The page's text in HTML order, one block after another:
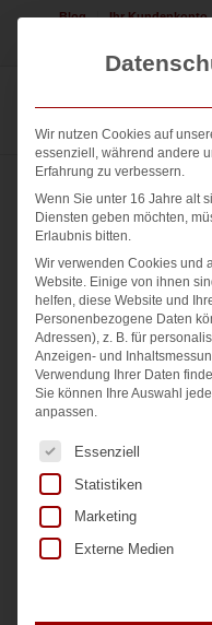
Blog Ihr Kundenkonto
Wir nutzen Cookies auf
essenziell, während andere
Erfahrung zu verbessern.
Wenn Sie unter 16 Jahre alt
Diensten geben möchten,
Erlaubnis bitten.
Wir verwenden Cookies und
Website. Einige von ihnen
helfen, diese Website und
Personenbezogene Daten
Adressen), z. B. für
Anzeigen- und
Verwendung Ihrer Daten
Sie können Ihre Auswahl
anpassen.
Es folgt eine Liste
Essenziell
Statistiken
Marketing
Externe Medien